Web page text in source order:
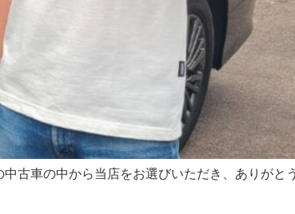
古車の中から当店をお選びいただき、ありがと